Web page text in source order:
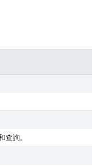
查詢。